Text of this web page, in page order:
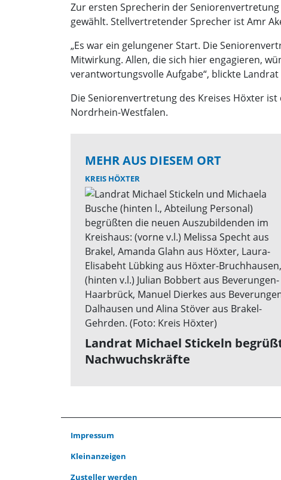
Zur ersten Sprecherin der
gewählt. Stellvertretender Sprecher ist Amr
„Es war ein gelungener Start. Die
Mitwirkung. Allen, die sich hier engagieren,
verantwortungsvolle Aufgabe“, blickte
Die Seniorenvertretung des Kreises Höxter
Nordrhein-Westfalen.
MEHR AUS DIESEM ORT
KREIS HÖXTER
Landrat Michael Stickeln
Nachwuchskräfte
Impressum
Kleinanzeigen
Zusteller werden